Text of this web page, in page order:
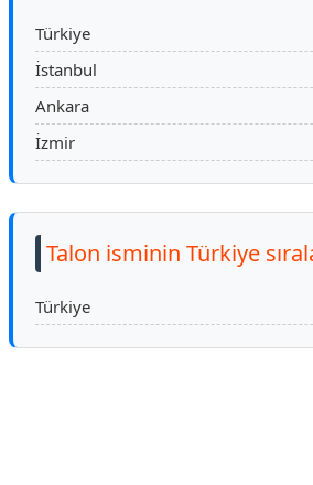
Türkiye
İstanbul
Ankara
İzmir
Talon isminin Türkiye
Türkiye